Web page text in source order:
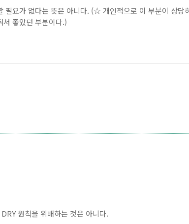
필요가 없다는 뜻은 아니다. (☆ 개인적으로 이 부분이 상당
서 좋았던 부분이다.)
원칙을 위배하는 것은 아니다.